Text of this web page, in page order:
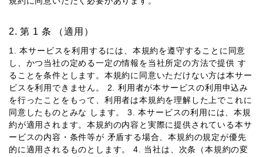
第 1 条 （適⽤）
1. 本サービスを利⽤するには、本規約を遵守することに同意
し、かつ当社の定める⼀定の情報を当社所定の⽅法で提供 す
ることを条件とします。本規約に同意いただけない⽅は本サー
ビスを利⽤できません。 2. 利⽤者が本サービスの利⽤申込み
を⾏ったことをもって、利⽤者は本規約を理解した上でこれに
同意したものとみな します。 3. 本サービスの利⽤には、本規
約が適⽤されます。本規約の内容と実際に提供されている本サ
ービスの内容・条件等が ⽭盾する場合、本規約の規定が優先
的に適⽤されるものとします。 4. 当社は、次条（本規約の変